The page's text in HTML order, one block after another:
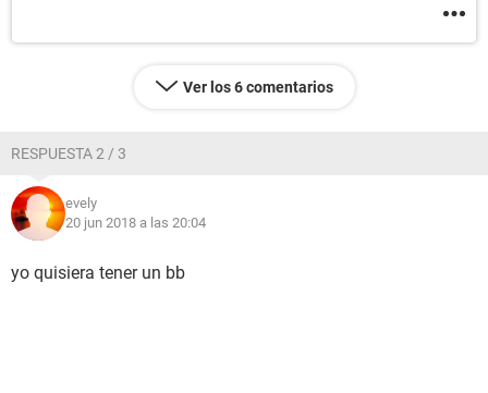
Ver los 6 comentarios
RESPUESTA 2 / 3
evely
20 jun 2018 a las 20:04
yo quisiera tener un bb